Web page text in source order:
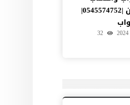
في عجمان |0545574752|
32